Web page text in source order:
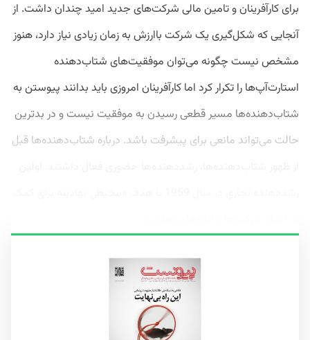
برای کارآفرینان و تامین مالی شرکت‌های جدید امید چندان داشت. از
آنجایی که شکل‌گیری یک شرکت باارزش به زمان زیادی نیاز دارد، هنوز
مشخص نیست چگونه می‌توان موفقیت‌های شتاب‌دهنده
استارت‌آپ‌ها را تکرار کرد اما کارآفرینان امروزی باید بدانند پیوستن به
شتاب‌دهنده‌ها مسیر قطعی رسیدن به موفقیت نیست و در بدترین
حالت می‌تواند مانعی برای پیشرفت باشد. درباره شتاب‌دهنده‌ها قبل